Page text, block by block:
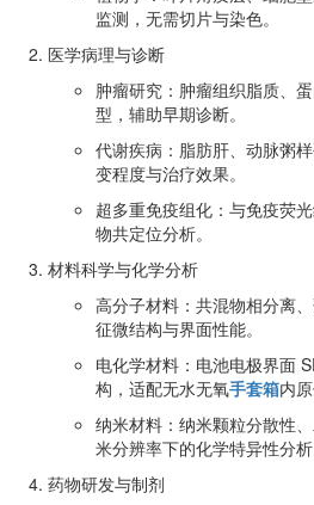
监测，无需切片与染色。
医学病理与诊断
肿瘤研究：肿瘤组织脂质、
型，辅助早期诊断。
代谢疾病：脂肪肝、动脉粥
变程度与治疗效果。
超多重免疫组化：与免疫荧
物共定位分析。
材料科学与化学分析
高分子材料：共混物相分离
征微结构与界面性能。
电化学材料：电池电极界面
构，适配无水无氧手套箱内原
纳米材料：纳米颗粒分散性
米分辨率下的化学特异性分析
药物研发与制剂